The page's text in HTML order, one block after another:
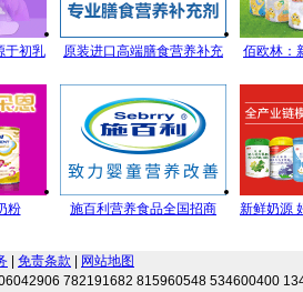
于初乳
原装进口高端膳食营养补充
长
佰欧林：
粉
施百利营养食品全国招商
新鲜奶源
免责条款
网站地图
782191682 815960548 534600400